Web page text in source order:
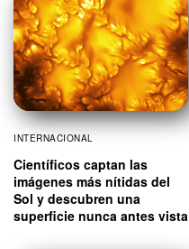
INTERNACIONAL
Científicos captan las
imágenes más nítidas del
Sol y descubren una
superficie nunca antes vista